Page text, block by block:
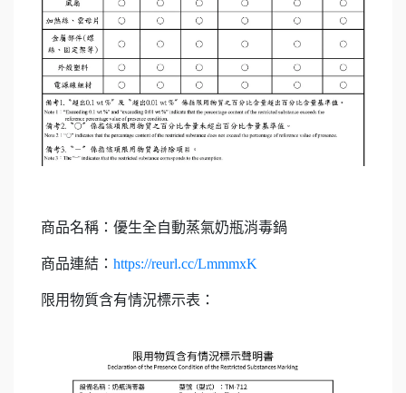
商品名稱：優生全自動蒸氣奶瓶消毒鍋
商品連結： https://reurl.cc/LmmmxK
限用物質含有情況標示表：